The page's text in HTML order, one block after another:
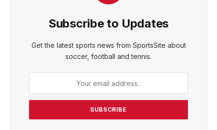
Subscribe to Updates
Get the latest sports news from SportsSite about
soccer, football and tennis.